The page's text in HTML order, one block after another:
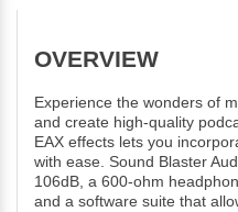
OVERVIEW
Experience the wonders of
and create high-quality
EAX effects lets you
with ease. Sound Blaster
106dB, a 600-ohm
and a software suite that